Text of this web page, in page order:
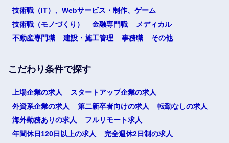
技術職（IT）、Webサービス・制作、ゲーム
技術職（モノづくり）
金融専門職
メディカル
不動産専門職
建設・施工管理 事務職 その他
こだわり条件で探す
上場企業の求人
スタートアップ企業の求人
外資系企業の求人
第二新卒者向けの求人
転勤なしの求人
海外勤務ありの求人
フルリモート求人
年間休日120日以上の求人
完全週休2日制の求人